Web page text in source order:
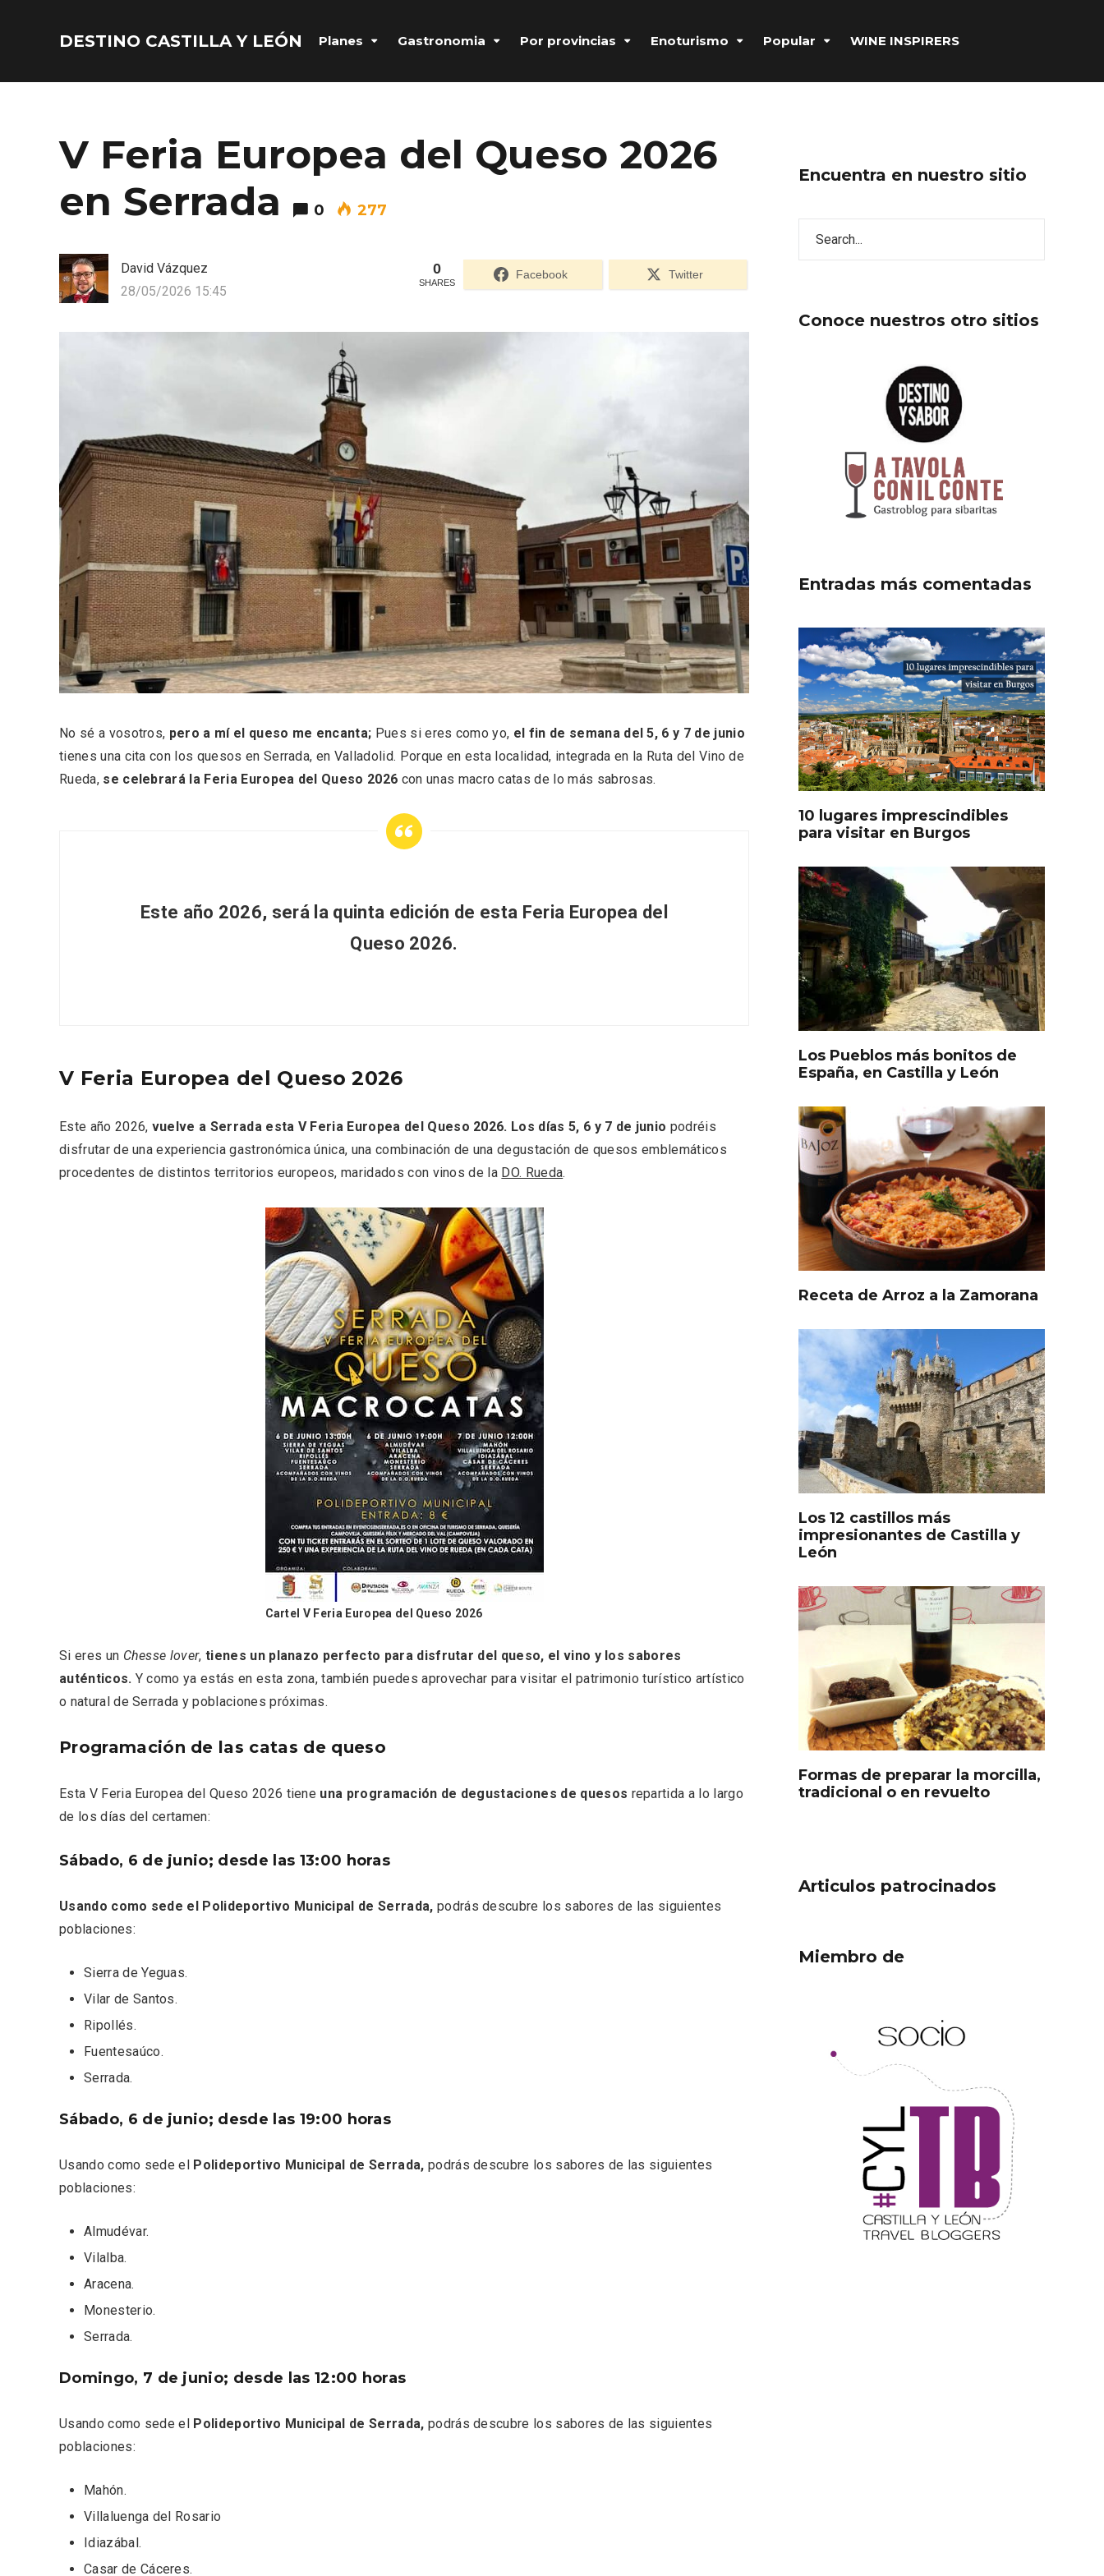
DESTINO CASTILLA Y LEÓN Planes Gastronomia Por provincias Enoturismo Popular WINE INSPIRERS
V Feria Europea del Queso 2026
en Serrada
0 277
David Vázquez
28/05/2026 15:45
0
SHARES
Facebook Twitter
No sé a vosotros, pero a mí el queso me encanta; Pues si eres como yo, el fin de semana del 5, 6 y 7 de junio
tienes una cita con los quesos en Serrada, en Valladolid. Porque en esta localidad, integrada en la Ruta del Vino de
Rueda, se celebrará la Feria Europea del Queso 2026 con unas macro catas de lo más sabrosas.
Este año 2026, será la quinta edición de esta Feria Europea del
Queso 2026.
V Feria Europea del Queso 2026
Este año 2026, vuelve a Serrada esta V Feria Europea del Queso 2026. Los días 5, 6 y 7 de junio podréis
disfrutar de una experiencia gastronómica única, una combinación de una degustación de quesos emblemáticos
procedentes de distintos territorios europeos, maridados con vinos de la DO. Rueda.
Cartel V Feria Europea del Queso 2026
Si eres un Chesse lover,tienes un planazo perfecto para disfrutar del queso, el vino y los sabores
auténticos. Y como ya estás en esta zona, también puedes aprovechar para visitar el patrimonio turístico artístico
o natural de Serrada y poblaciones próximas.
Programación de las catas de queso
Esta V Feria Europea del Queso 2026 tiene una programación de degustaciones de quesos repartida a lo largo
de los días del certamen:
Sábado, 6 de junio; desde las 13:00 horas
Usando como sede el Polideportivo Municipal de Serrada, podrás descubre los sabores de las siguientes
poblaciones:
Sierra de Yeguas.
Vilar de Santos.
Ripollés.
Fuentesaúco.
Serrada.
Sábado, 6 de junio; desde las 19:00 horas
Usando como sede el Polideportivo Municipal de Serrada, podrás descubre los sabores de las siguientes
poblaciones:
Almudévar.
Vilalba.
Aracena.
Monesterio.
Serrada.
Domingo, 7 de junio; desde las 12:00 horas
Usando como sede el Polideportivo Municipal de Serrada, podrás descubre los sabores de las siguientes
poblaciones:
Mahón.
Villaluenga del Rosario
Idiazábal.
Casar de Cáceres.
Encuentra en nuestro sitio
Conoce nuestros otro sitios
Entradas más comentadas
10 lugares imprescindibles
para visitar en Burgos
Los Pueblos más bonitos de
España, en Castilla y León
Receta de Arroz a la Zamorana
Los 12 castillos más
impresionantes de Castilla y
León
Formas de preparar la morcilla,
tradicional o en revuelto
Articulos patrocinados
Miembro de
Nombre de usuario o correo electrónico
Contraseña
Ultimas entradas
Fiesta de los Fueros 2026 de
Sepúlveda y Feria de
Artesanía
Velay, una imagen renovada
para el vermouth de
Valladolid
El Espinar, un pueblo oculto
de la Sierra de Guadarrama
en su vertiente segoviana
Recorre los fiordos leoneses
en Riaño
El Cronicón de Oña sale a la
calle
coro Wetherby Preparatory
Feria del Vino de Toro 2026;
descubre “Otros Vinos de
Toro”
V Feria Europea del Queso
La zonificación como
recurso turístico de la Ruta
del Vino de Rueda
Fiesta de Primavera 2026 en
la Ruta del Vino de Cigales
Enoturismo visitando la
Peñafiel
Paseo nocturno por
Disfrutar de la Semana
Santa en Rueda en 2026
Semana Santa en la Ribera
del Duero 2026
Cigales inaugura la
musealización de los arcos
de la Iglesia de Santiago
Apóstol
Moradillo de Roa
España, en Castilla y León